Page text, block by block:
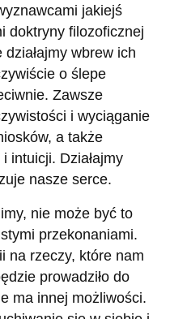
jakiejś
doktryny filozoficznej
wbrew ich
o ślepe
Zawsze
i wyciąganie
a także
intuicji. Działajmy
nasze serce.
nie może być to
przekonaniami.
na rzeczy, które nam
prowadziło do
ma innej możliwości.